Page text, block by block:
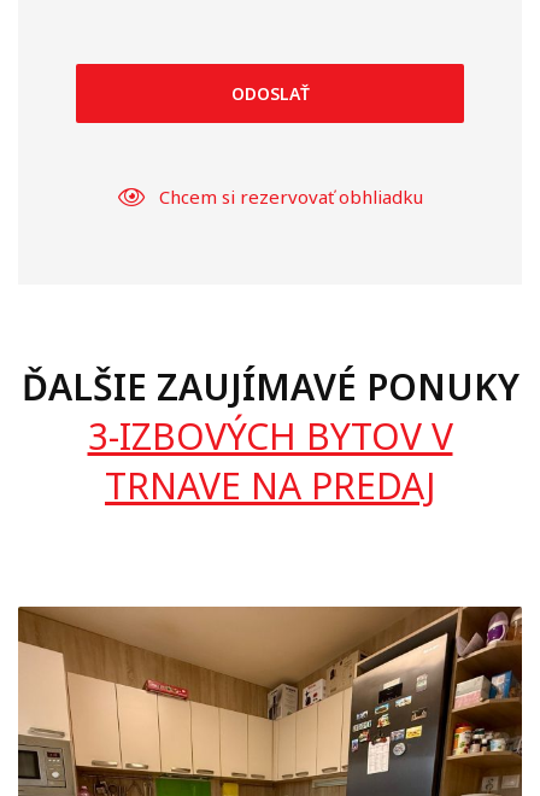
ODOSLAŤ
Chcem si rezervovať obhliadku
ĎALŠIE ZAUJÍMAVÉ PONUKY
3-IZBOVÝCH BYTOV V
TRNAVE NA PREDAJ